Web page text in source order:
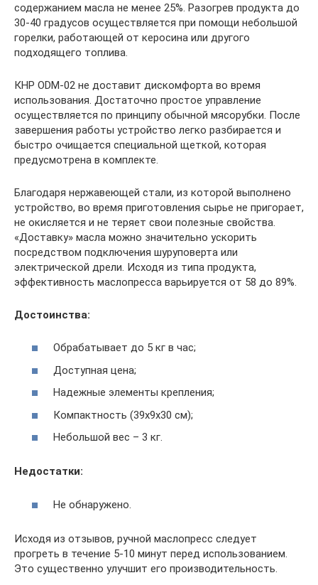
содержанием масла не менее 25%. Разогрев продукта до
30-40 градусов осуществляется при помощи небольшой
горелки, работающей от керосина или другого
подходящего топлива.
КНР ODM-02 не доставит дискомфорта во время
использования. Достаточно простое управление
осуществляется по принципу обычной мясорубки. После
завершения работы устройство легко разбирается и
быстро очищается специальной щеткой, которая
предусмотрена в комплекте.
Благодаря нержавеющей стали, из которой выполнено
устройство, во время приготовления сырье не пригорает,
не окисляется и не теряет свои полезные свойства.
«Доставку» масла можно значительно ускорить
посредством подключения шуруповерта или
электрической дрели. Исходя из типа продукта,
эффективность маслопресса варьируется от 58 до 89%.
Достоинства:
Обрабатывает до 5 кг в час;
Доступная цена;
Надежные элементы крепления;
Компактность (39х9х30 см);
Небольшой вес – 3 кг.
Недостатки:
Не обнаружено.
Исходя из отзывов, ручной маслопресс следует
прогреть в течение 5-10 минут перед использованием.
Это существенно улучшит его производительность.